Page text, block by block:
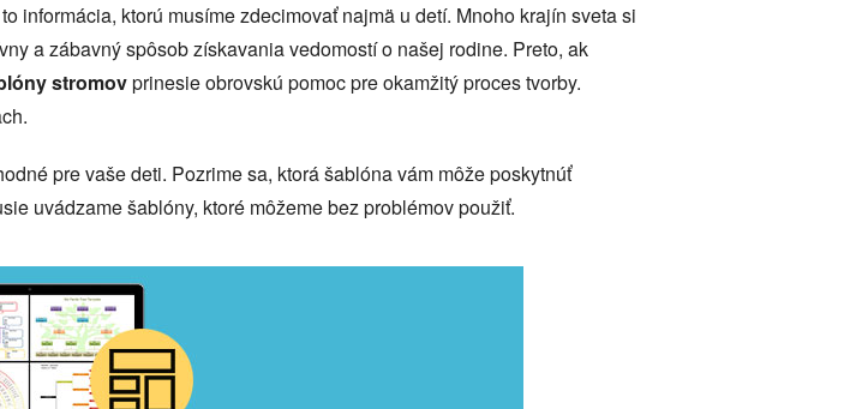
informácia, ktorú musíme zdecimovať najmä u detí. Mnoho krajín sveta si
a zábavný spôsob získavania vedomostí o našej rodine. Preto, ak
stromovprinesie obrovskú pomoc pre okamžitý proces tvorby.
pre vaše deti. Pozrime sa, ktorá šablóna vám môže poskytnúť
uvádzame šablóny, ktoré môžeme bez problémov použiť.